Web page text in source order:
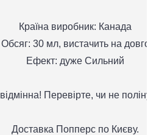
Країна виробник: Канада
Обсяг: 30 мл, вистачить на довго
Ефект: дуже Сильний
Перевірте, чи не
Доставка Попперс по Києву.